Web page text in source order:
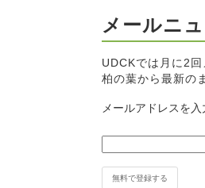
メールニ
UDCKでは月に2回
柏の葉から最新の
メールアドレスを